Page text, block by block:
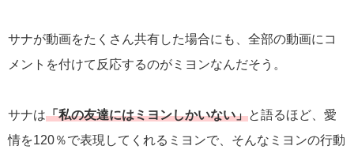
サナが動画をたくさん共有した場合にも、全部の動画にコ
メントを付けて反応するのがミヨンなんだそう。
サナは「私の友達にはミヨンしかいない」と語るほど、愛
情を120％で表現してくれるミヨンで、そんなミヨンの行動